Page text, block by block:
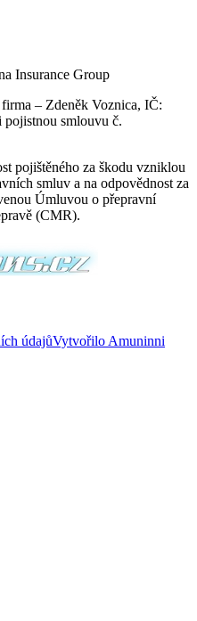
Insurance Group
– Zdeněk Voznica, IČ:
pojistnou smlouvu č.
pojištěného za škodu vzniklou
smluv a na odpovědnost za
Úmluvou o přepravní
(CMR).
údajůVytvořilo Amuninni